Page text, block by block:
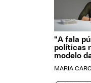
"A fala
políticas
modelo
MARIA